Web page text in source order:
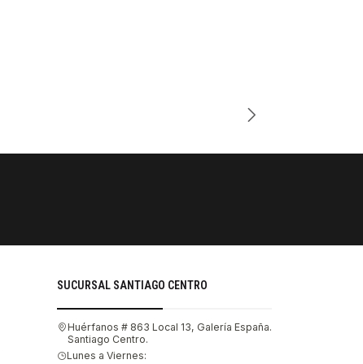
SUCURSAL SANTIAGO CENTRO
Huérfanos # 863 Local 13, Galería España.
Santiago Centro.
Lunes a Viernes: